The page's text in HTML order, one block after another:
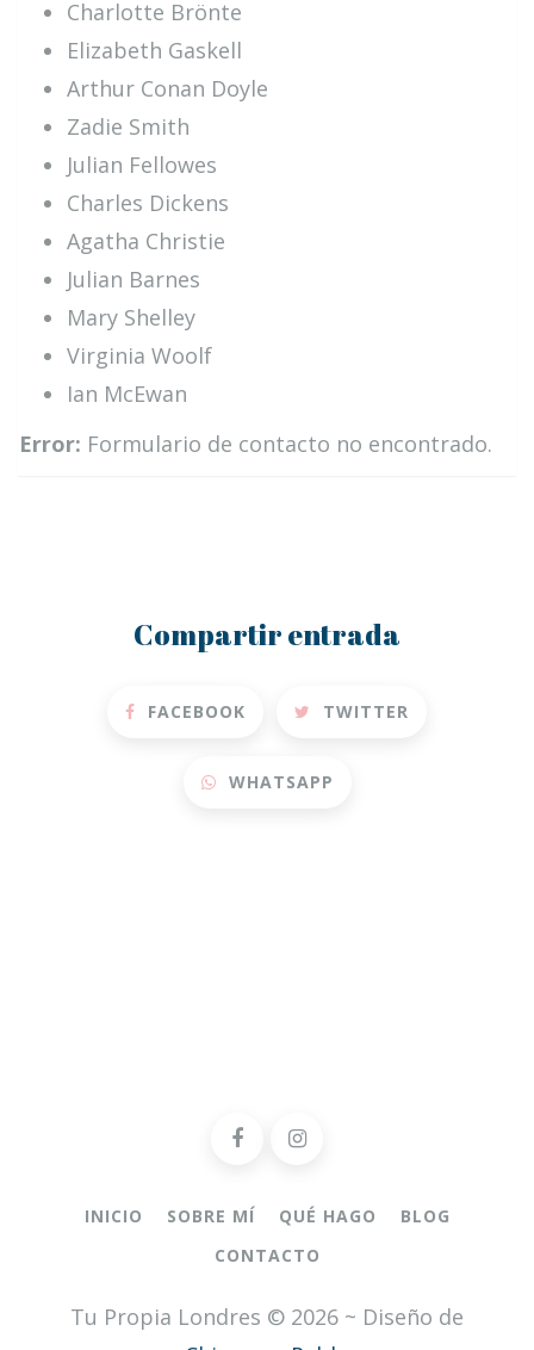
Charlotte Brönte
Elizabeth Gaskell
Arthur Conan Doyle
Zadie Smith
Julian Fellowes
Charles Dickens
Agatha Christie
Julian Barnes
Mary Shelley
Virginia Woolf
Ian McEwan
Error: Formulario de contacto no encontrado.
Compartir entrada
FACEBOOK TWITTER
WHATSAPP
INICIO SOBRE MÍ QUÉ HAGO
BLOG
CONTACTO
Tu Propia Londres © 2026 ~ Diseño de